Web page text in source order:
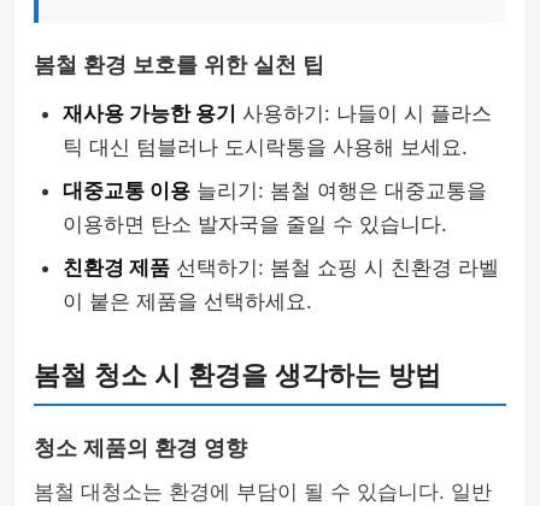
봄철 환경 보호를 위한 실천 팁
재사용 가능한 용기 사용하기: 나들이 시 플라스
틱 대신 텀블러나 도시락통을 사용해 보세요.
대중교통 이용 늘리기: 봄철 여행은 대중교통을
이용하면 탄소 발자국을 줄일 수 있습니다.
친환경 제품 선택하기: 봄철 쇼핑 시 친환경 라벨
이 붙은 제품을 선택하세요.
봄철 청소 시 환경을 생각하는 방법
청소 제품의 환경 영향
봄철 대청소는 환경에 부담이 될 수 있습니다. 일반